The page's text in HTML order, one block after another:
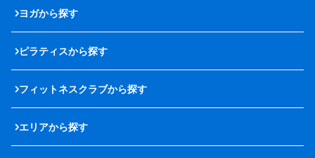
ヨガから探す
ピラティスから探す
フィットネスクラブから探す
エリアから探す